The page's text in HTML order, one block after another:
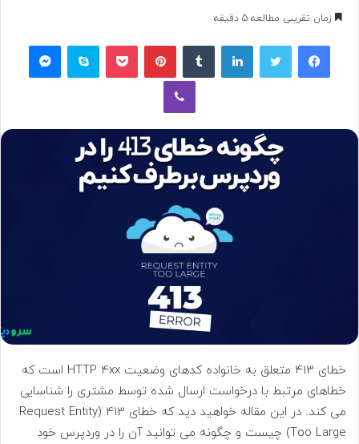
زمان تقریبی مطالعه 5 دقیقه
فیسبوک لینکداین پینتریست پاکت اسکایپ
وایبر
خطای 413 متعلق به خانواده کدهای وضعیت HTTP 4xx است که
خطاهای مرتبط با درخواست ارسال شده توسط مشتری را شناسایی
می کند. در این مقاله خواهید دید که خطای 413 (Request Entity
Too Large) چیست و چگونه می توانید آن را در وردپرس خود